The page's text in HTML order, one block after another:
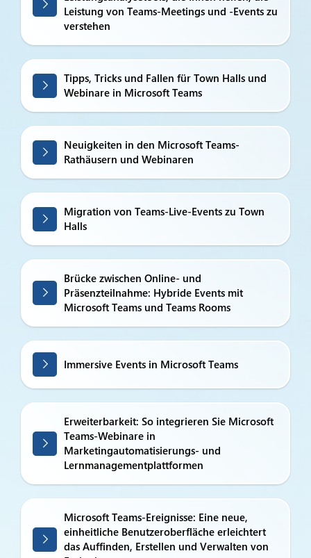
Leistung von Teams-Meetings und -Events zu
verstehen
Tipps, Tricks und Fallen für Town Halls und
Webinare in Microsoft Teams
Neuigkeiten in den Microsoft Teams-
Rathäusern und Webinaren
Migration von Teams-Live-Events zu Town
Halls
Brücke zwischen Online- und
Präsenzteilnahme: Hybride Events mit
Microsoft Teams und Teams Rooms
Immersive Events in Microsoft Teams
Erweiterbarkeit: So integrieren Sie Microsoft
Teams-Webinare in
Marketingautomatisierungs- und
Lernmanagementplattformen
Microsoft Teams-Ereignisse: Eine neue,
einheitliche Benutzeroberfläche erleichtert
das Auffinden, Erstellen und Verwalten von